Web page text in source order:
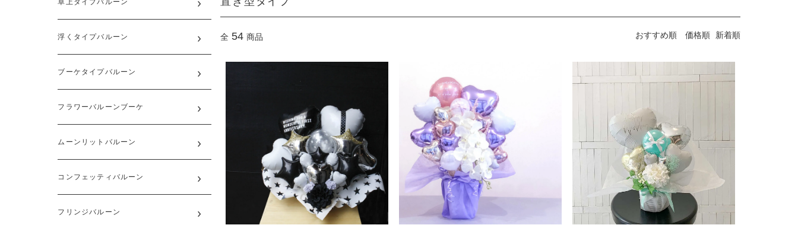
全 54 商品 おすすめ順 価格順 新着順
卓上タイプバルーン
浮くタイプバルーン
ブーケタイプバルーン
フラワーバルーンブーケ
ムーンリットバルーン
コンフェッティバルーン
フリンジバルーン